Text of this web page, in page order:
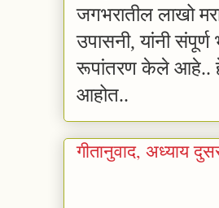
जगभरातील लाखो
उपासनी, यांनी
रूपांतरण केले आहे..
आहोत..
गीतानुवाद, अध्याय